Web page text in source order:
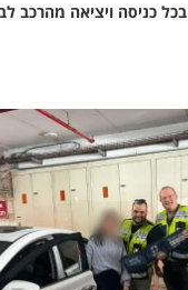
כניסה ויציאה מהרכב